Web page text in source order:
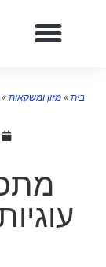
»מזון ומשקאות»
יולי